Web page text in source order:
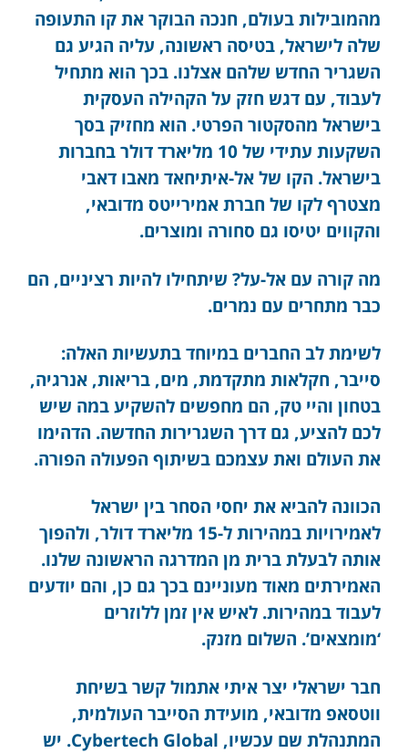
מהמובילות בעולם, חנכה הבוקר את קו התעופה
שלה לישראל, בטיסה ראשונה, עליה הגיע גם
השגריר החדש שלהם אצלנו. בכך הוא מתחיל
לעבוד, עם דגש חזק על הקהילה העסקית
בישראל מהסקטור הפרטי. הוא מחזיק בסך
השקעות עתידי של 10 מליארד דולר בחברות
בישראל. הקו של אל-איתיחאד מאבו דאבי
מצטרף לקו של חברת אמירייטס מדובאי,
והקווים יטיסו גם סחורה ומוצרים.
מה קורה עם אל-על? שיתחילו להיות רציניים, הם
כבר מתחרים עם נמרים.
לשימת לב החברים במיוחד בתעשיות האלה:
סייבר, חקלאות מתקדמת, מים, בריאות, אנרגיה,
בטחון והיי טק, הם מחפשים להשקיע במה שיש
לכם להציע, גם דרך השגרירות החדשה. הדהימו
את העולם ואת עצמכם בשיתוף הפעולה הפורה.
הכוונה להביא את יחסי הסחר בין ישראל
לאמירויות במהירות ל-15 מליארד דולר, ולהפוך
אותה לבעלת ברית מן המדרגה הראשונה שלנו.
האמירתים מאוד מעוניינם בכך גם כן, והם יודעים
לעבוד במהירות. לאיש אין זמן ללוזרים
‘מומצאים’. השלום מזנק.
חבר ישראלי יצר איתי אתמול קשר בשיחת
ווטסאפ מדובאי, מועידת הסייבר העולמית,
המתנהלת שם עכשיו, Cybertech Global. יש